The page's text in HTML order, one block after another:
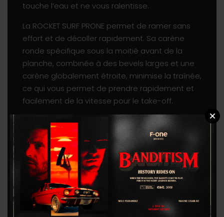
touche l’eau et ne vous ralentisse.
La ROCKET SURF PRONE permet de ramer sans
effort et de décoller rapidement. Sa carène
ronde spécifique sous la moitié avant de la
planche, combinée à des bevels larges et une
carène globalement étroite, minimise la traînée,
ce qui vous permet de prendre rapidement et
facilement de la vitesse pour le take-off.
Le step à l’arrière de la planche amène un
décollage en douceur et minimise la résistance
lors des touchettes, ce qui est idéal pour aller
taper la mousse et pour un surf foil engagé. Le
pont légèrement creusé permet d’ajuster
facilement l’équilibre pied avant / pied arrière,
tout en conservant assez de volume dans le
nose pour une meilleure stabilité.